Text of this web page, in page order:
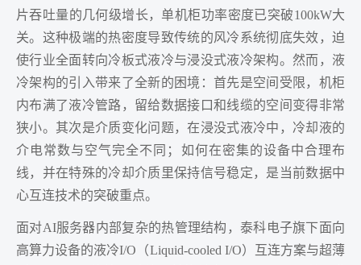
片吞吐量的几何级增长，单机柜功率密度已突破100kW大
关。这种极端的热密度导致传统的风冷系统彻底失效，迫
使行业全面转向冷板式液冷与浸没式液冷架构。然而，液
冷架构的引入带来了全新的困境：首先是空间受限，机柜
内布满了液冷管路，留给数据接口和线缆的空间变得非常
狭小。其次是介质变化问题，在浸没式液冷中，冷却液的
介电常数与空气完全不同；如何在密集的设备中合理布
线，并在特殊的冷却介质里保持信号稳定，是当前数据中
心互连技术的突破重点。
面对AI服务器内部复杂的热管理结构，泰科电子旗下面向
高算力设备的液冷I/O（Liquid-cooled I/O）互连方案与超薄